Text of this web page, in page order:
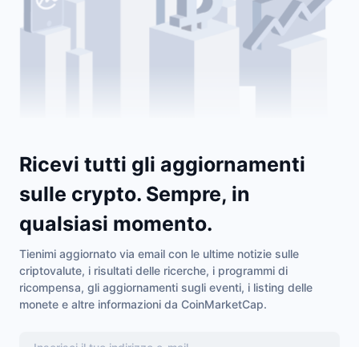
Ricevi tutti gli aggiornamenti
sulle crypto. Sempre, in
qualsiasi momento.
Tienimi aggiornato via email con le ultime notizie sulle
criptovalute, i risultati delle ricerche, i programmi di
ricompensa, gli aggiornamenti sugli eventi, i listing delle
monete e altre informazioni da CoinMarketCap.